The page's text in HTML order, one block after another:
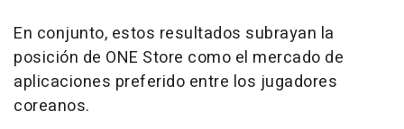
En conjunto, estos resultados subrayan la
posición de ONE Store como el mercado de
aplicaciones preferido entre los jugadores
coreanos.